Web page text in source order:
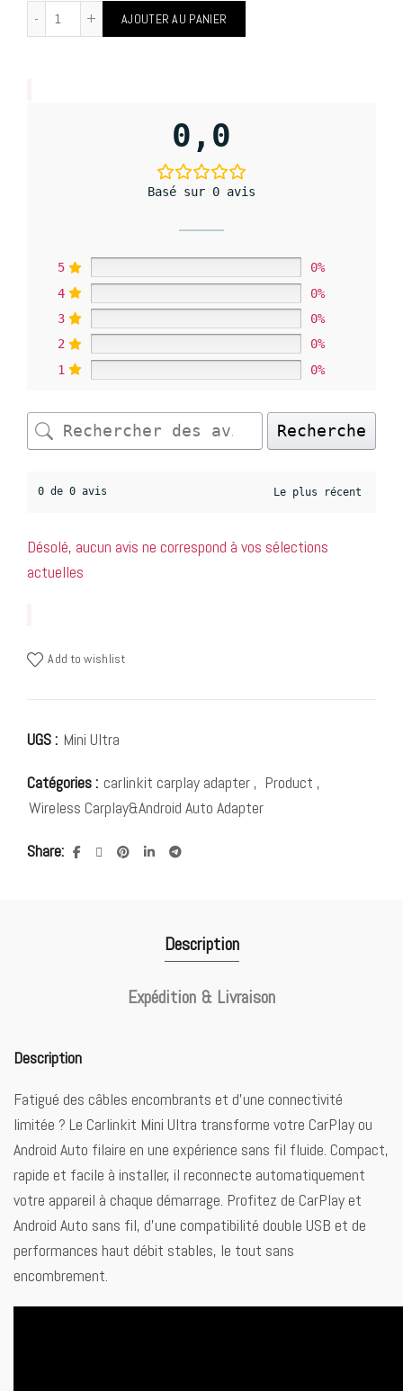
AJOUTER AU PANIER
0,0
Basé sur 0 avis
5
0%
4
0%
3
0%
2
0%
1
0%
Recherche
0 de 0 avis
Désolé, aucun avis ne correspond à vos sélections
actuelles
Add to wishlist
UGS : Mini Ultra
Catégories : carlinkit carplay adapter , Product ,
Wireless Carplay&Android Auto Adapter
Share
Description
Expédition & Livraison
Description
Fatigué des câbles encombrants et d’une connectivité
limitée ? Le Carlinkit Mini Ultra transforme votre CarPlay ou
Android Auto filaire en une expérience sans fil fluide. Compact,
rapide et facile à installer, il reconnecte automatiquement
votre appareil à chaque démarrage. Profitez de CarPlay et
Android Auto sans fil, d’une compatibilité double USB et de
performances haut débit stables, le tout sans
encombrement.